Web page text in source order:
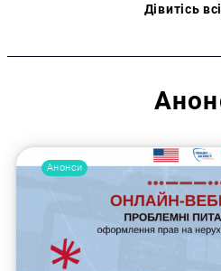
Дівитісь всі
Анонси